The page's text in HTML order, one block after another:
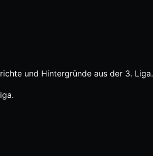
und Hintergründe aus der 3. Liga.